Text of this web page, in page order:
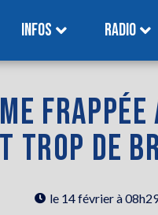
INFOS RADIO
TROP DE
le 14 février à